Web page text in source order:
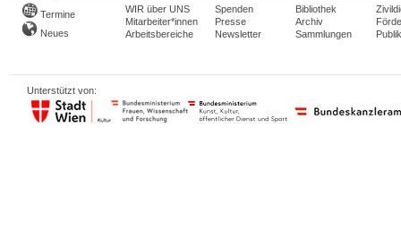
Termine
Neues
WIR über UNS
Mitarbeiter*innen
Arbeitsbereiche
Spenden
Presse
Newsletter
Bibliothek
Archiv
Sammlungen
Unterstützt von: